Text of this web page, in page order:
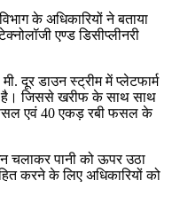
के अधिकारियों ने बताया
एण्ड डिसीप्लीनरी
दूर डाउन स्ट्रीम में प्लेटफार्म
है। जिससे खरीफ के साथ साथ
फसल एवं 40 एकड़ रबी फसल के
चलाकर पानी को ऊपर उठा
करने के लिए अधिकारियों को